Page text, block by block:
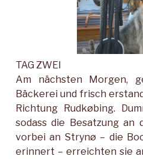
TAG ZWEI
Am nächsten Morgen,
Bäckerei und frisch
Richtung Rudkøbing.
sodass die Besatzung an
vorbei an Strynø – die
erinnert – erreichten sie